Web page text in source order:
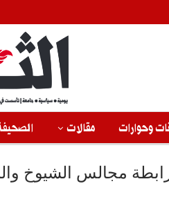
وحوارات مقالات
مجالس الشيوخ